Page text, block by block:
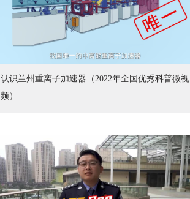
认识兰州重离子加速器（2022年全国优秀科普微视
频）